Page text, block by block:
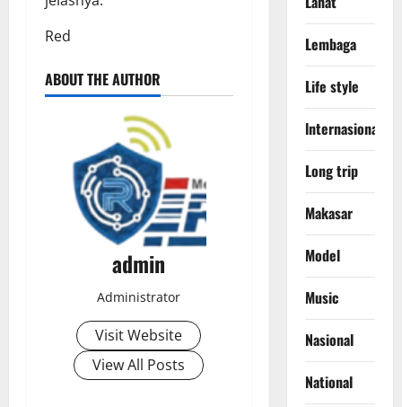
Red
ABOUT THE AUTHOR
admin
Administrator
Visit Website
View All Posts
Lembaga
Life style
lnternasional
Long trip
Makasar
Model
Music
Nasional
National